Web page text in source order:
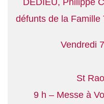
défunts de la Famille
Vendredi
St
9 h – Messe à